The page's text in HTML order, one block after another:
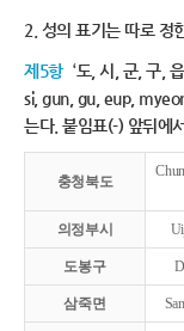
2. 성의 표기는 따로 정
제5항 ‘도, 시, 군, 구,
si, gun, gu, eup,
는다. 붙임표(-) 앞뒤에
충청북도
의정부시
도봉구
삼죽면